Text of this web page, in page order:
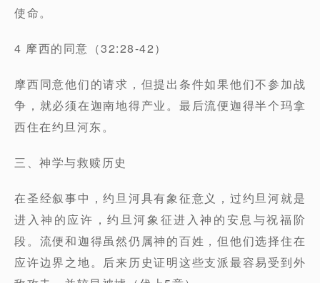
使命。
4 摩西的同意（32:28-42）
摩西同意他们的请求，但提出条件如果他们不参加战
争， 就必须在迦南地得产业。最后流便迦得半个玛拿
西住在约旦河东。
三、神学与救赎历史
在圣经叙事中，约旦河具有象征意义，过约旦河就是
进入神的应许，约旦河象征进入神的安息与祝福阶
段。流便和迦得虽然仍属神的百姓，但他们选择住在
应许边界之地。后来历史证明这些支派最容易受到外